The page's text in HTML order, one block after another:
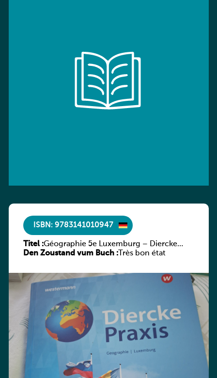
ISBN: 9783141010947
Titel :Géographie 5e Luxemburg – Diercke
Praxis
Den Zoustand vum Buch :Très bon état